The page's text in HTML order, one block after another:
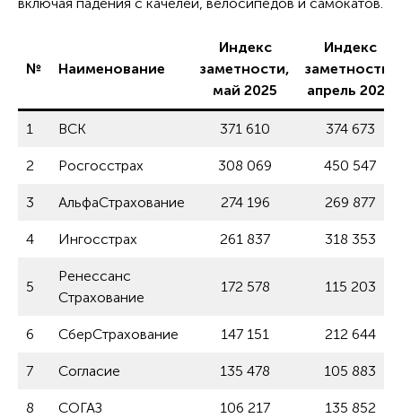
№ Наименование
Индекс
заметности,
май 2025
Индекс
заметности,
апрель 2025
1 ВСК 371 610 374 673
2 Росгосстрах 308 069 450 547
3 АльфаСтрахование 274 196 269 877
4 Ингосстрах 261 837 318 353
5
Ренессанс
Страхование
172 578 115 203
6 СберСтрахование 147 151 212 644
7 Согласие 135 478 105 883
8 СОГАЗ 106 217 135 852